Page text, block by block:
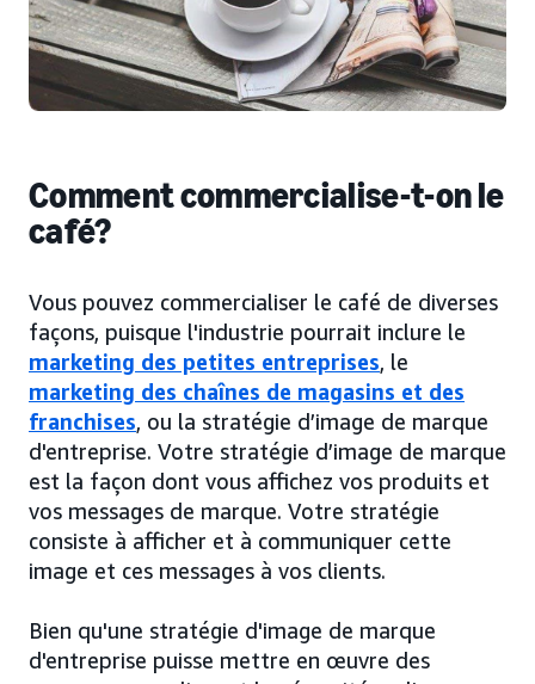
Comment commercialise-t-on le
café?
Vous pouvez commercialiser le café de diverses
façons, puisque l'industrie pourrait inclure le
marketing des petites entreprises, le
marketing des chaînes de magasins et des
franchises, ou la stratégie d’image de marque
d'entreprise. Votre stratégie d’image de marque
est la façon dont vous affichez vos produits et
vos messages de marque. Votre stratégie
consiste à afficher et à communiquer cette
image et ces messages à vos clients.
Bien qu'une stratégie d'image de marque
d'entreprise puisse mettre en œuvre des